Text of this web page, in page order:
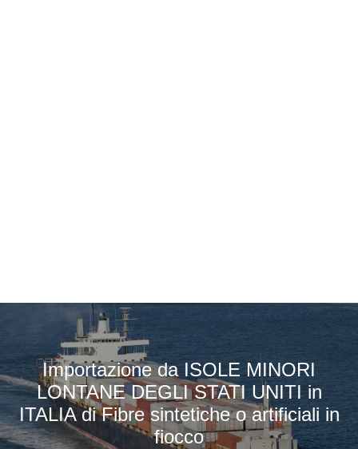
Importazione da ISOLE MINORI
LONTANE DEGLI STATI UNITI in
ITALIA di Fibre sintetiche o artificiali in
fiocco